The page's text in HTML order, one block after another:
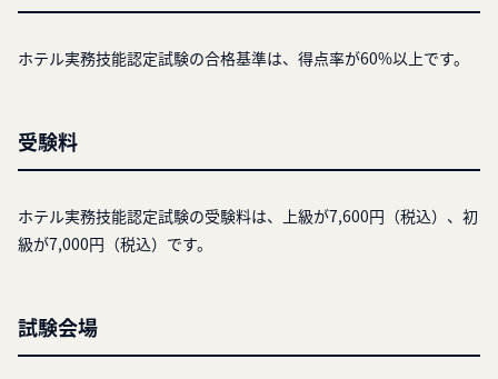
ホテル実務技能認定試験の合格基準は、得点率が60%以上です。
受験料
ホテル実務技能認定試験の受験料は、上級が7,600円（税込）、初
級が7,000円（税込）です。
試験会場